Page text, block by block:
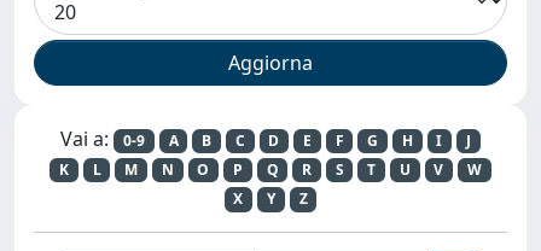
Vai a: 0-9 A B C D E F G H I
J
K
L M N O P Q R S T U V
W
X
Y Z